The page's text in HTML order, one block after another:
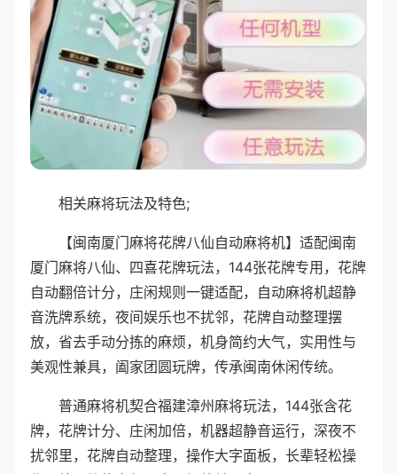
相关麻将玩法及特色;
【闽南厦门麻将花牌八仙自动麻将机】适配闽南
厦门麻将八仙、四喜花牌玩法，144张花牌专用，花牌
自动翻倍计分，庄闲规则一键适配，自动麻将机超静
音洗牌系统，夜间娱乐也不扰邻，花牌自动整理摆
放，省去手动分拣的麻烦，机身简约大气，实用性与
美观性兼具，阖家团圆玩牌，传承闽南休闲传统。
普通麻将机契合福建漳州麻将玩法，144张含花
牌，花牌计分、庄闲加倍，机器超静音运行，深夜不
扰邻里，花牌自动整理，操作大字面板，长辈轻松操